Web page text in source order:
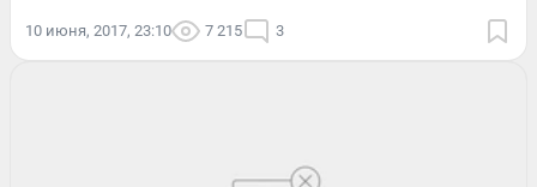
10 июня, 2017, 23:10 7 215 3